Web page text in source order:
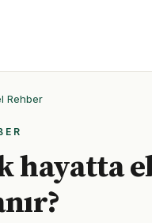
Rehber
hayatta